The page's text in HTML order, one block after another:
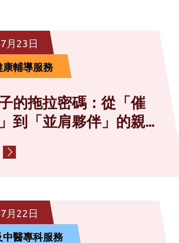
療服務
月23日
康輔導服務
的拖拉密碼：從「催
到「並肩夥伴」的親...
月22日
中醫專科服務